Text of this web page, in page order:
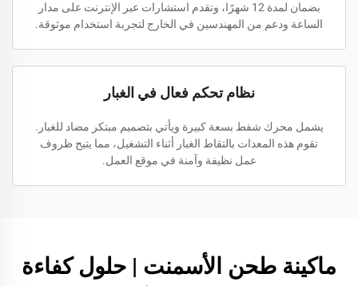
بضمان لمدة 12 شهرًا، وتقدم استشارات عبر الإنترنت على مدار
الساعة ودعم من المهندسين في الخارج لتجربة استخدام موثوقة.
نظام تحكم فعال في الغبار
يشمل محرك شفط بسعة كبيرة ويأتي بتصميم مبتكر مضاد للغبار.
تقوم هذه المعدات بالتقاط الغبار أثناء التشغيل، مما يتيح ظروف
عمل نظيفة وآمنة في موقع العمل.
ماكينة طحن الأسمنت | حلول كفاءة